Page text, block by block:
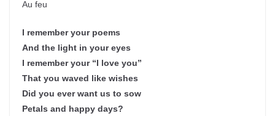
Au feu
I remember your poems
And the light in your eyes
I remember your “I love you”
That you waved like wishes
Did you ever want us to sow
Petals and happy days?